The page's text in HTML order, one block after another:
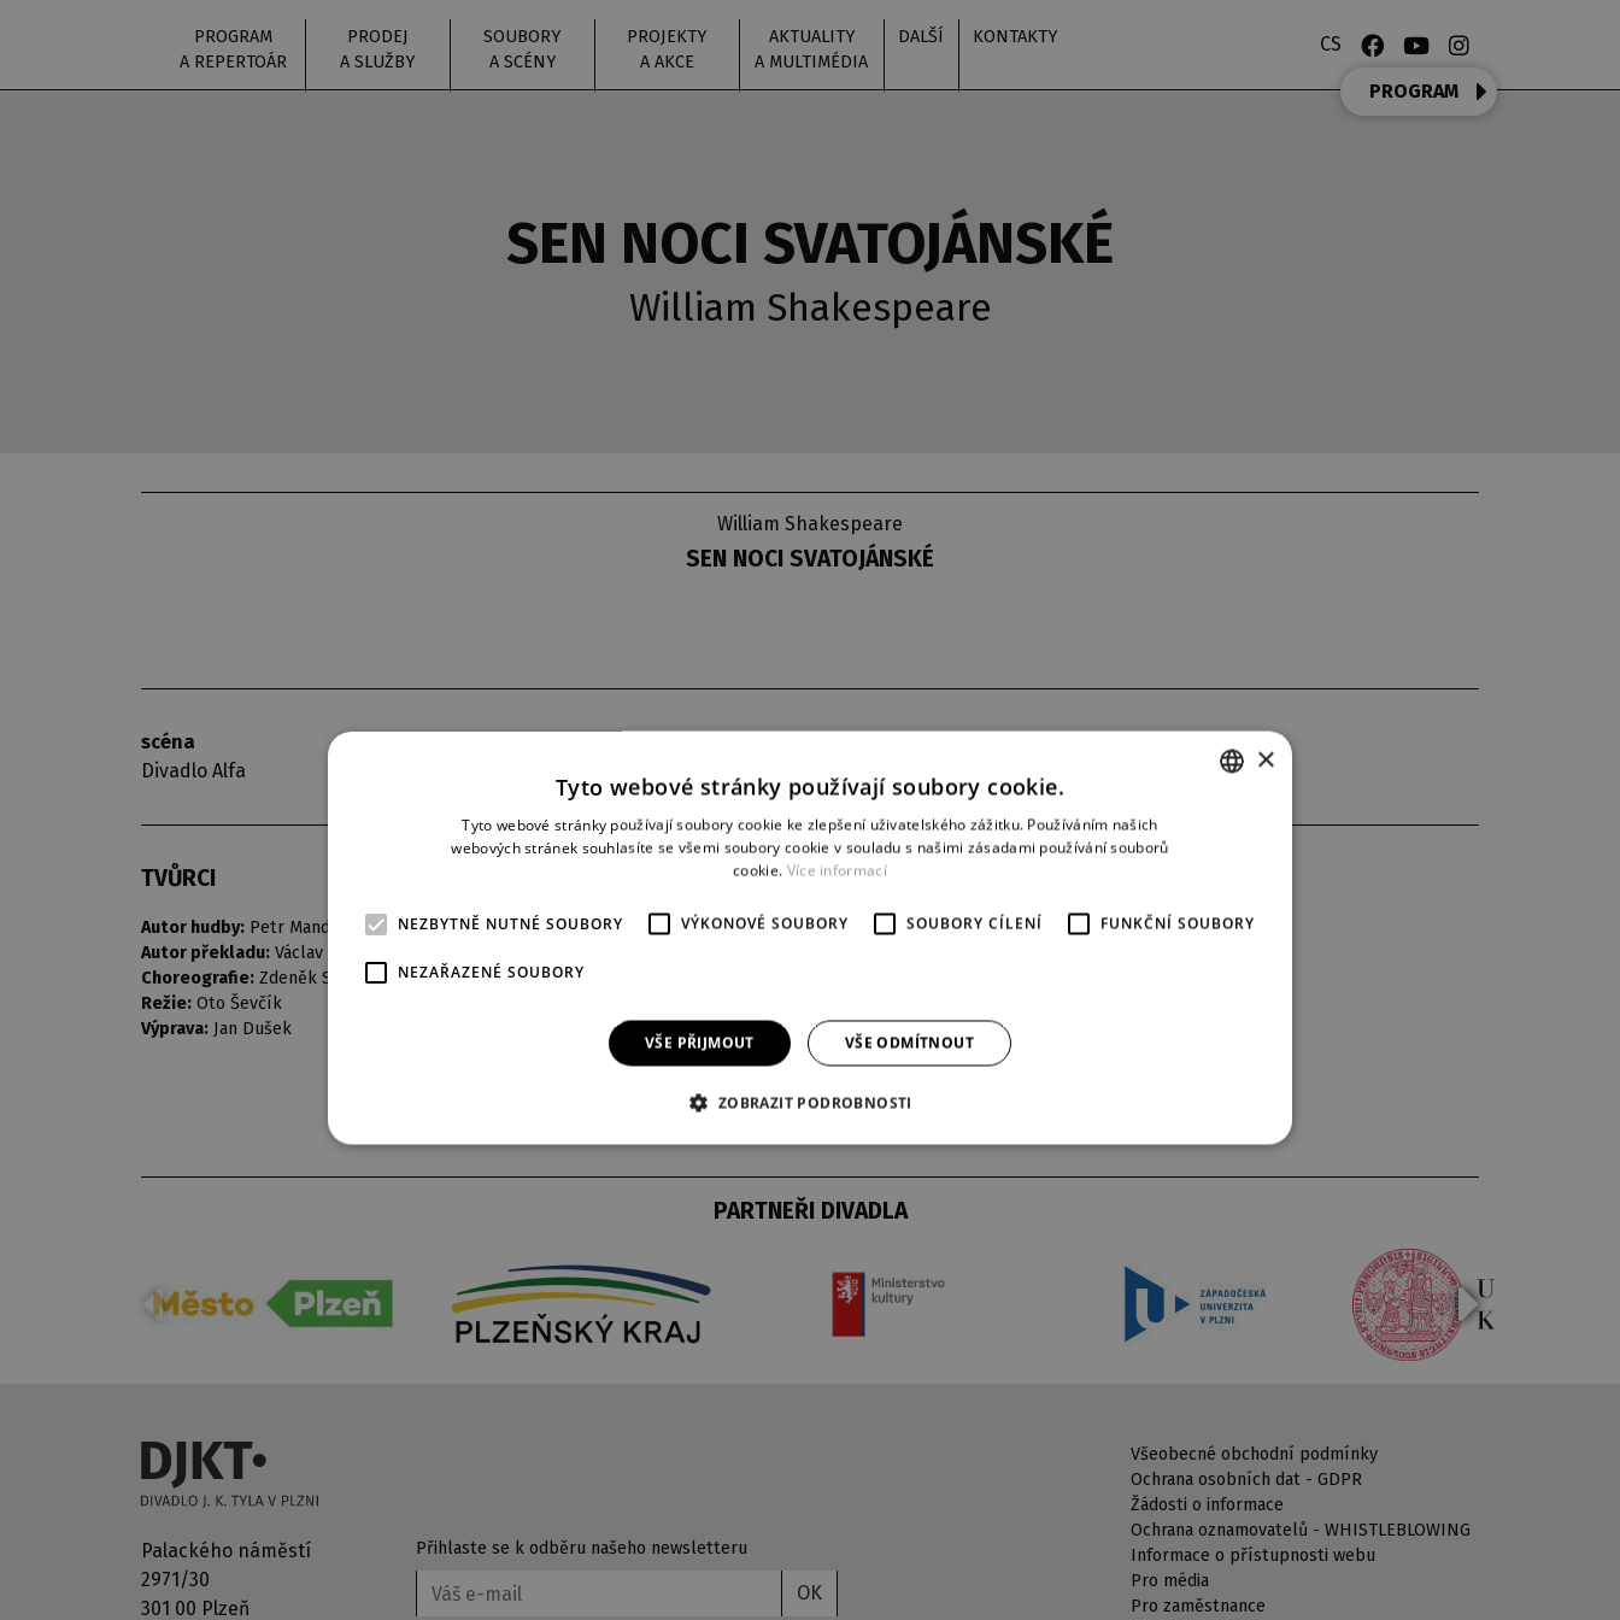
PROGRAM
A REPERTOÁR
PRODEJ
A SLUŽBY
SOUBORY
A SCÉNY
PROJEKTY
A AKCE
AKTUALITY
A MULTIMÉDIA
DALŠÍ KONTAKTY CS
PROGRAM
SEN NOCI SVATOJÁNSKÉ
William Shakespeare
William Shakespeare
SEN NOCI SVATOJÁNSKÉ
scéna
Divadlo Alfa
TVŮRCI
Autor hudby: Petr Mandel
Autor překladu: Václav Renč
Choreografie: Zdeněk Sudek
Režie: Oto Ševčík
Výprava: Jan Dušek
PARTNEŘI DIVADLA
Palackého náměstí
2971/30
301 00 Plzeň
Přihlaste se k odběru našeho newsletteru
OK
Všeobecné obchodní podmínky
Ochrana osobních dat - GDPR
Žádosti o informace
Ochrana oznamovatelů - WHISTLEBLOWING
Informace o přístupnosti webu
Pro média
Pro zaměstnance
×
Tyto webové stránky používají soubory cookie.
Tyto webové stránky používají soubory cookie ke zlepšení uživatelského zážitku. Používáním našich
webových stránek souhlasíte se všemi soubory cookie v souladu s našimi zásadami používání souborů
cookie. Více informací
NEZBYTNĚ NUTNÉ SOUBORY VÝKONOVÉ SOUBORY SOUBORY CÍLENÍ FUNKČNÍ SOUBORY
NEZAŘAZENÉ SOUBORY
VŠE PŘIJMOUT VŠE ODMÍTNOUT
ZOBRAZIT PODROBNOSTI